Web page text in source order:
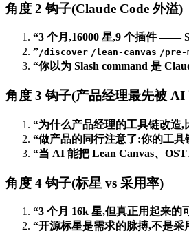
角度 2 钩子(Claude Code 外溢)
“3 个月,16000 星,9 个插件 ——
”/discover /lean-canvas /pre-
“你以为 Slash command 是
角度 3 钩子(产品经理最先被 AI
“为什么产品经理的工具链改造
“做产品的同行注意了:你的工具
“当 AI 能把 Lean Canvas、
角度 4 钩子(标星 vs 采用率)
“3 个月 16k 星,但真正用起来
“开源标星是需求的脉搏,不是